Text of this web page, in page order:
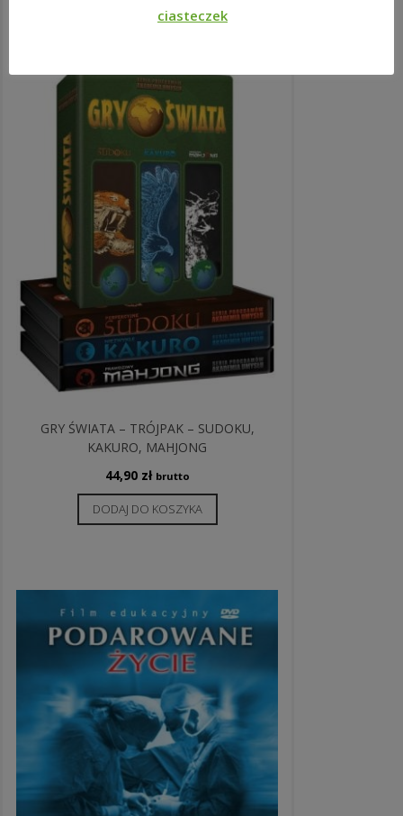
GRY ŚWIATA – TRÓJPAK – SUDOKU,
KAKURO, MAHJONG
44,90 zł brutto
DODAJ DO KOSZYKA
ciasteczek